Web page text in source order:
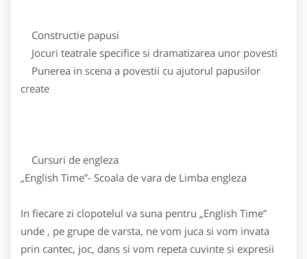
Constructie papusi
Jocuri teatrale specifice si dramatizarea unor povesti
Punerea in scena a povestii cu ajutorul papusilor
create
Cursuri de engleza
„English Time”- Scoala de vara de Limba engleza
In fiecare zi clopotelul va suna pentru „English Time”
unde , pe grupe de varsta, ne vom juca si vom invata
prin cantec, joc, dans si vom repeta cuvinte si expresii